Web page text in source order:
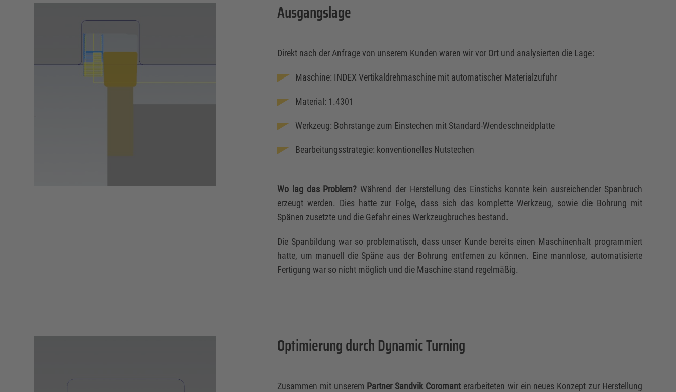
Ausgangslage
Direkt nach der Anfrage von unserem Kunden waren wir vor Ort und analysierten die Lage:
Maschine: INDEX Vertikaldrehmaschine mit automatischer Materialzufuhr
Material: 1.4301
Werkzeug: Bohrstange zum Einstechen mit Standard-Wendeschneidplatte
Bearbeitungsstrategie: konventionelles Nutstechen
Wo lag das Problem? Während der Herstellung des Einstichs konnte kein ausreichender Spanbruch
erzeugt werden. Dies hatte zur Folge, dass sich das komplette Werkzeug, sowie die Bohrung mit
Spänen zusetzte und die Gefahr eines Werkzeugbruches bestand.
Die Spanbildung war so problematisch, dass unser Kunde bereits einen Maschinenhalt programmiert
hatte, um manuell die Späne aus der Bohrung entfernen zu können. Eine mannlose, automatisierte
Fertigung war so nicht möglich und die Maschine stand regelmäßig.
Optimierung durch Dynamic Turning
Zusammen mit unserem Partner Sandvik Coromanterarbeiteten wir ein neues Konzept zur Herstellung